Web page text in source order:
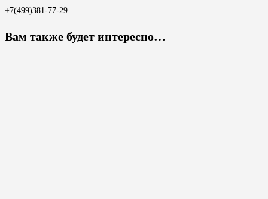
+7(499)381-77-29.
Вам также будет интересно…